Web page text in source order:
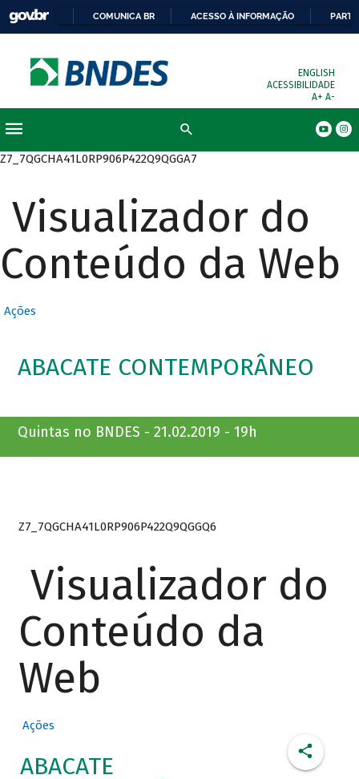
COMUNICA BR ACESSO À INFORMAÇÃO
ENGLISH
ACESSIBILIDADE
A+ A-
Z7_7QGCHA41L0RP906P422Q9QGGA7
Visualizador do
Conteúdo da Web
Ações
ABACATE CONTEMPORÂNEO
Quintas no BNDES - 21.02.2019 - 19h
Z7_7QGCHA41L0RP906P422Q9QGGQ6
Visualizador do
Conteúdo da
Web
Ações
ABACATE